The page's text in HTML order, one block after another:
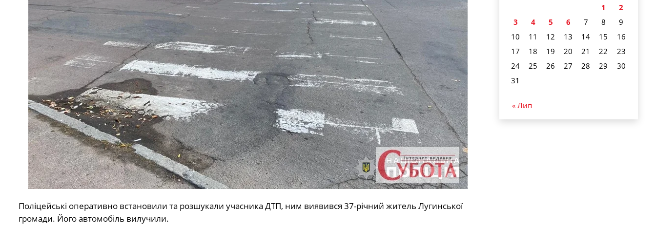
Поліцейські оперативно встановили та розшукали учасника ДТП, ним виявився 37-річний житель Лугинської
громади. Його автомобіль вилучили.
1
2
3
4 5 6 7 8
9
10
11 12 13 14 15
16
17
18 19 20 21 22
23
24
25 26 27 28 29
30
31
« Лип